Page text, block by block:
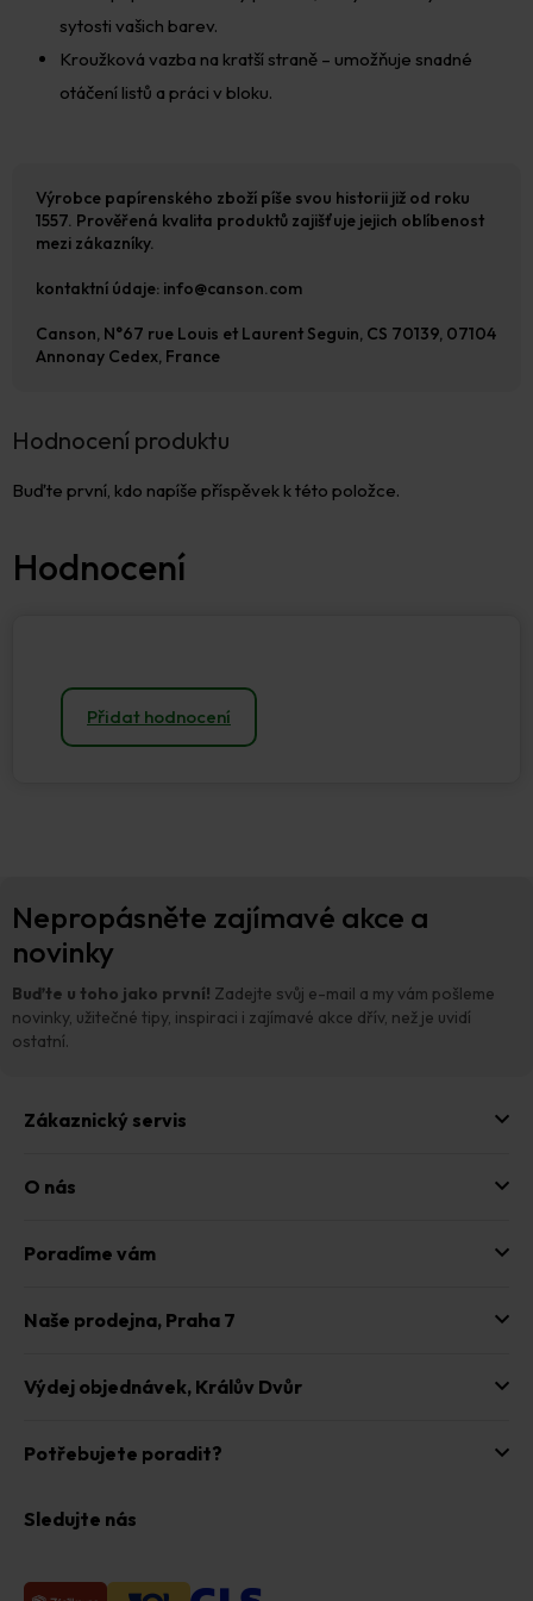
sytosti vašich barev.
Kroužková vazba na kratší straně – umožňuje snadné
otáčení listů a práci v bloku.
Hodnocení produktu
Buďte první, kdo napíše příspěvek k této položce.
Přidat hodnocení
Výrobce papírenského zboží píše svou historii již od roku
1557. Prověřená kvalita produktů zajišťuje jejich oblíbenost
mezi zákazníky.
kontaktní údaje: info@canson.com
Canson, N°67 rue Louis et Laurent Seguin, CS 70139, 07104
Annonay Cedex, France
Nepropásněte zajímavé akce a
novinky
Buďte u toho jako první! Zadejte svůj e-mail a my vám pošleme
novinky, užitečné tipy, inspiraci i zajímavé akce dřív, než je uvidí
ostatní.
Zákaznický servis
O nás
Poradíme vám
Naše prodejna, Praha 7
Výdej objednávek, Králův Dvůr
Potřebujete poradit?
Sledujte nás